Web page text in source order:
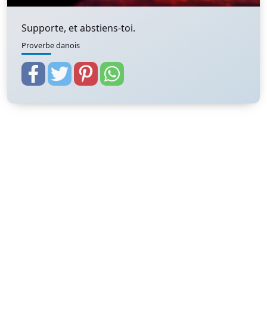
Supporte, et abstiens-toi.
Proverbe danois